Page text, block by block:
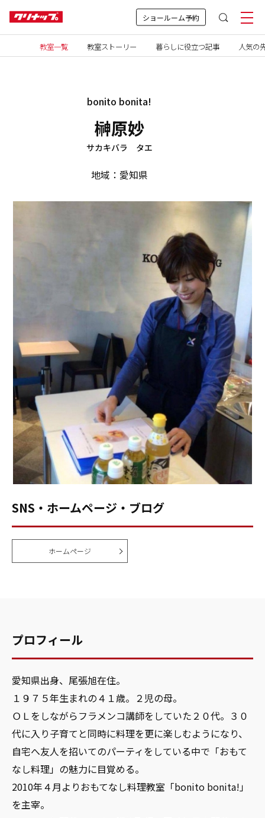
ショールーム予約
教室一覧 教室ストーリー 暮らしに役立つ記事 人気の
bonito bonita!
榊原妙
サカキバラ タエ
地域：愛知県
SNS・ホームページ・ブログ
ホームページ
プロフィール
愛知県出身、尾張旭在住。
１９７５年生まれの４１歳。２児の母。
ＯＬをしながらフラメンコ講師をしていた２０代。３０
代に入り子育てと同時に料理を更に楽しむようになり、
自宅へ友人を招いてのパーティをしている中で「おもて
なし料理」の魅力に目覚める。
2010年４月よりおもてなし料理教室「bonito bonita!」
を主宰。